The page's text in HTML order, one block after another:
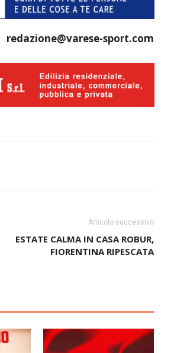
redazione@varese-sport.com
Articolo successivo
ESTATE CALMA IN CASA ROBUR,
FIORENTINA RIPESCATA